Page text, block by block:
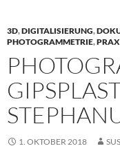
3D,DIGITALISIERUNG,
PHOTOGRAMMETRIE,
1. OKTOBER 2018